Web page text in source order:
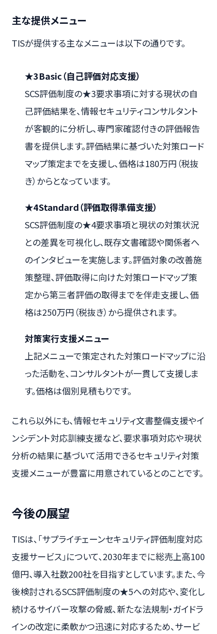
主な提供メニュー
TISが提供する主なメニューは以下の通りです。
★3Basic（自己評価対応支援）
SCS評価制度の★3要求事項に対する現状の自
己評価結果を、情報セキュリティコンサルタント
が客観的に分析し、専門家確認付きの評価報告
書を提供します。評価結果に基づいた対策ロード
マップ策定までを支援し、価格は180万円（税抜
き）からとなっています。
★4Standard（評価取得準備支援）
SCS評価制度の★4要求事項と現状の対策状況
との差異を可視化し、既存文書確認や関係者へ
のインタビューを実施します。評価対象の改善施
策整理、評価取得に向けた対策ロードマップ策
定から第三者評価の取得までを伴走支援し、価
格は250万円（税抜き）から提供されます。
対策実行支援メニュー
上記メニューで策定された対策ロードマップに沿
った活動を、コンサルタントが一貫して支援しま
す。価格は個別見積もりです。
これら以外にも、情報セキュリティ文書整備支援やイ
ンシデント対応訓練支援など、要求事項対応や現状
分析の結果に基づいて活用できるセキュリティ対策
支援メニューが豊富に用意されているとのことです。
今後の展望
TISは、「サプライチェーンセキュリティ評価制度対応
支援サービス」について、2030年までに総売上高100
億円、導入社数200社を目指すとしています。また、今
後検討されるSCS評価制度の★5への対応や、変化し
続けるサイバー攻撃の脅威、新たな法規制・ガイドラ
インの改定に柔軟かつ迅速に対応するため、サービ